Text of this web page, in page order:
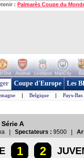
: Palmarès Coupe du
Utd Arsenal Liverpool ManCity
Coupe d'Europe Les
| Belgique | Pays-Bas
A
| Spectateurs : 9500 |
1 2